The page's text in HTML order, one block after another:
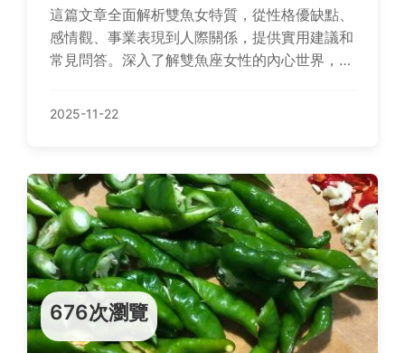
這篇文章全面解析雙魚女特質，從性格優缺點、
感情觀、事業表現到人際關係，提供實用建議和
常見問答。深入了解雙魚座女性的內心世界，幫
真實經驗和深度分析，避免空洞理論，直接解決
2025-11-22
676次瀏覽